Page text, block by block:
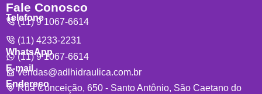
Fale Conosco
Telefone
(11) 9 1067-6614
(11) 4233-2231
WhatsApp
(11) 9 1067-6614
E-mail
vendas@adlhidraulica.com.br
Endereço
Rua Conceição, 650 - Santo Antônio, São Caetano do